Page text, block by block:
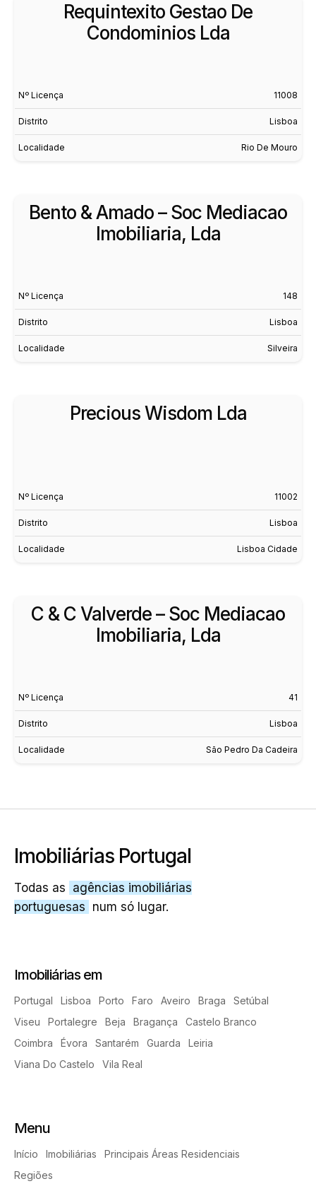
Requintexito Gestao De
Condominios Lda
Nº Licença 11008
Distrito Lisboa
Localidade Rio De Mouro
Bento & Amado – Soc Mediacao
Imobiliaria, Lda
Nº Licença 148
Distrito Lisboa
Localidade Silveira
Precious Wisdom Lda
Nº Licença 11002
Distrito Lisboa
Localidade Lisboa Cidade
C & C Valverde – Soc Mediacao
Imobiliaria, Lda
Nº Licença 41
Distrito Lisboa
Localidade São Pedro Da Cadeira
Imobiliárias Portugal
Todas as agências imobiliárias
portuguesas num só lugar.
Imobiliárias em
Portugal Lisboa Porto Faro Aveiro Braga
Setúbal
Viseu
Portalegre Beja Bragança
Castelo Branco
Coimbra
Évora Santarém Guarda
Leiria
Viana Do Castelo
Vila Real
Menu
Início Imobiliárias
Principais Áreas Residenciais
Regiões